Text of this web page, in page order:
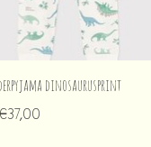
dinosaurusprint
€37,00